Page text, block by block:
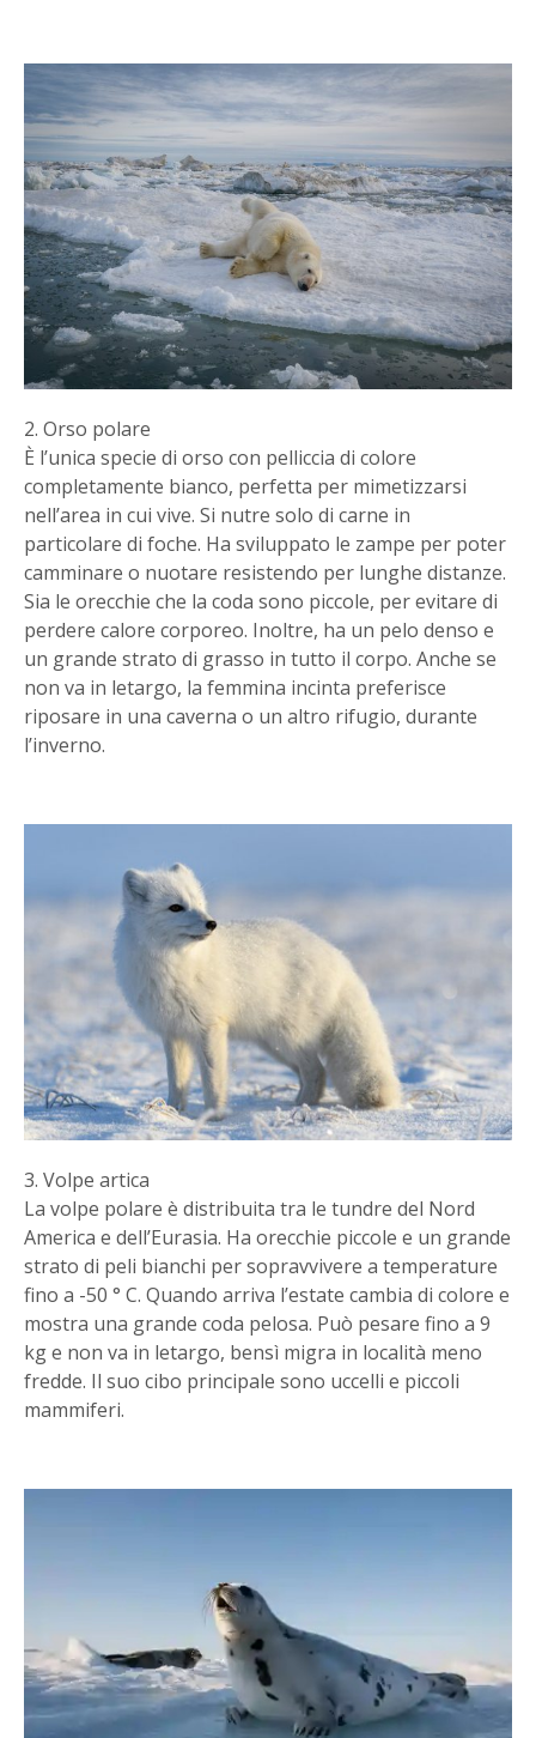
2. Orso polare
È l’unica specie di orso con pelliccia di colore
completamente bianco, perfetta per mimetizzarsi
nell’area in cui vive. Si nutre solo di carne in
particolare di foche. Ha sviluppato le zampe per poter
camminare o nuotare resistendo per lunghe distanze.
Sia le orecchie che la coda sono piccole, per evitare di
perdere calore corporeo. Inoltre, ha un pelo denso e
un grande strato di grasso in tutto il corpo. Anche se
non va in letargo, la femmina incinta preferisce
riposare in una caverna o un altro rifugio, durante
l’inverno.
3. Volpe artica
La volpe polare è distribuita tra le tundre del Nord
America e dell’Eurasia. Ha orecchie piccole e un grande
strato di peli bianchi per sopravvivere a temperature
fino a -50 ° C. Quando arriva l’estate cambia di colore e
mostra una grande coda pelosa. Può pesare fino a 9
kg e non va in letargo, bensì migra in località meno
fredde. Il suo cibo principale sono uccelli e piccoli
mammiferi.